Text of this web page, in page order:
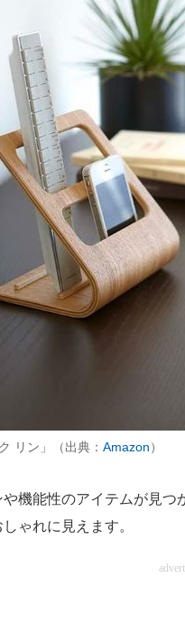
リン」（出典： Amazon）
機能性のアイテムが見つ
ゃれに見えます。